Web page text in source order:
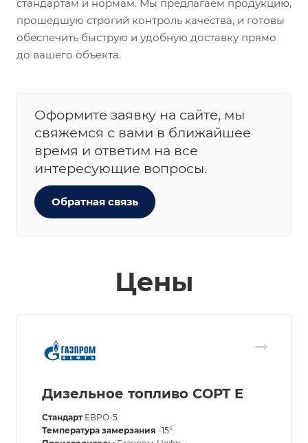
стандартам и нормам. Мы предлагаем продукцию,
прошедшую строгий контроль качества, и готовы
обеспечить быструю и удобную доставку прямо
до вашего объекта.
Оформите заявку на сайте, мы
свяжемся с вами в ближайшее
время и ответим на все
интересующие вопросы.
Обратная связь
Цены
Дизельное топливо СОРТ E
СтандартЕВРО-5
Температура замерзания -15°